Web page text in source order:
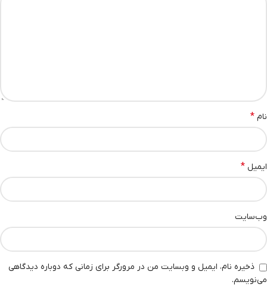
نام *
ایمیل *
وب‌سایت
ذخیره نام، ایمیل و وبسایت من در مرورگر برای زمانی که دوباره دیدگاهی
می‌نویسم.